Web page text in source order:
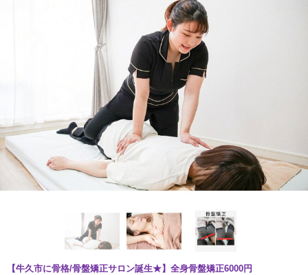
【牛久市に骨格/骨盤矯正サロン誕生★】全身骨盤矯正6000円